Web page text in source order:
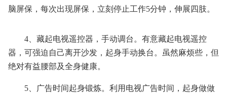
脑屏保，每次出现屏保，立刻停止工作5分钟，伸展四肢。
4、藏起电视遥控器，手动调台。有意藏起电视遥控
器，可强迫自己离开沙发，起身手动换台。虽然麻烦些，但
绝对有益腰部及全身健康。
5、广告时间起身锻炼。利用电视广告时间，起身做做